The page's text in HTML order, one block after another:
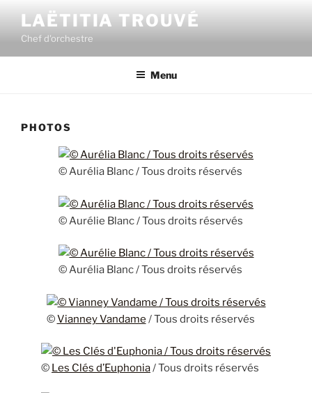
contenu
principal
LAËTITIA TROUVÉ
Chef d'orchestre
Menu
PHOTOS
© Aurélia Blanc / Tous droits réservés
© Aurélie Blanc / Tous droits réservés
© Aurélia Blanc / Tous droits réservés
©Vianney Vandame / Tous droits réservés
© Les Clés d’Euphonia/ Tous droits réservés